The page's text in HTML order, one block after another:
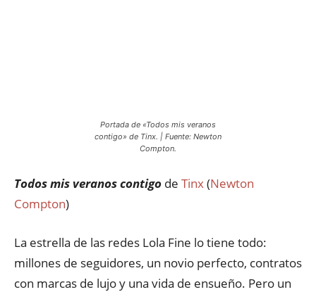
Portada de «Todos mis veranos
contigo» de Tinx. | Fuente: Newton
Compton.
Todos mis veranos contigo de Tinx(Newton
Compton)
La estrella de las redes Lola Fine lo tiene todo:
millones de seguidores, un novio perfecto, contratos
con marcas de lujo y una vida de ensueño. Pero un